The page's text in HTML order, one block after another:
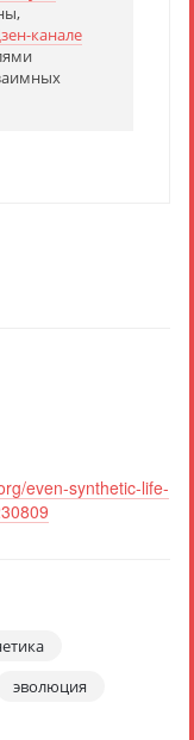
канале
even-synthetic-life-
эволюция